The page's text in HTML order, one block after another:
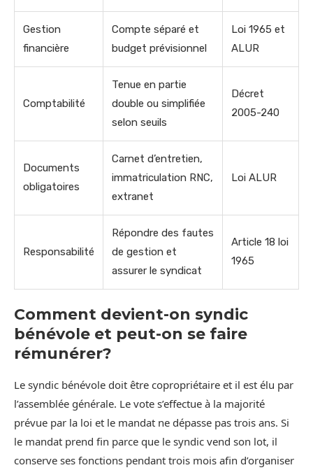
Gestion
financière
Compte séparé et
budget prévisionnel
Loi 1965 et
ALUR
Comptabilité
Tenue en partie
double ou simplifiée
selon seuils
Décret
2005-240
Documents
obligatoires
Carnet d’entretien,
immatriculation RNC,
extranet
Loi ALUR
Responsabilité
Répondre des fautes
de gestion et
assurer le syndicat
Article 18 loi
1965
Comment devient-on syndic
bénévole et peut-on se faire
rémunérer?
Le syndic bénévole doit être copropriétaire et il est élu par
l’assemblée générale. Le vote s’effectue à la majorité
prévue par la loi et le mandat ne dépasse pas trois ans. Si
le mandat prend fin parce que le syndic vend son lot, il
conserve ses fonctions pendant trois mois afin d’organiser